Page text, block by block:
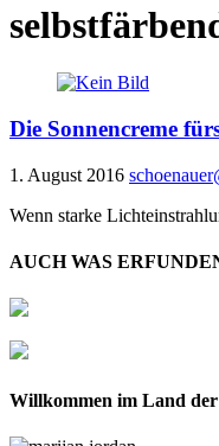
Die Sonnencreme
1. August 2016
Wenn starke
AUCH WAS
Willkommen im Land